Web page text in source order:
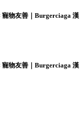
寵物友善｜Burgerciaga 漢
寵物友善｜Burgerciaga 漢